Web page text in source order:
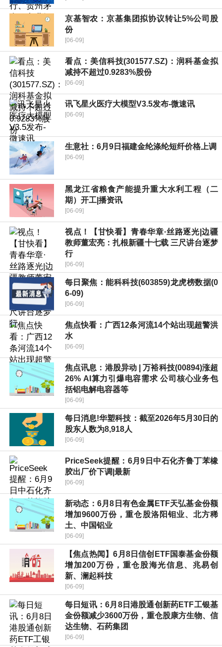
京基智农：京基集团拟协议转让5%公司股
份
[06-09]
看点：美信科技(301577.SZ)：润科基金拟
减持不超过0.9283%股份
[06-09]
讯飞星火医疗大模型V3.5发布-微速讯
[06-09]
生意社：6月9日福建金纶涤纶短纤价格上调
[06-09]
黑龙江省粮食产能提升重大水利工程（二
期）开工|播资讯
[06-09]
视点！【甘快看】青春华章·丝路逐光|边疆
教师董宏亮：扎根新疆十七载 三尺讲台逐梦
行
[06-09]
每日聚焦：能科科技(603859)龙虎榜数据(0
6-09)
[06-09]
焦点快看：广西12条河流14个站出现超警洪
水
[06-09]
焦点讯息：港股异动 | 万裕科技(00894)涨超
26% AI算力引爆电容需求 公司核心业务包
括铝电解电容器等
[06-09]
每日消息!华塑科技：截至2026年5月30日的
股东人数为8,918人
[06-09]
PriceSeek提醒：6月9日中石化齐鲁丁苯橡
胶出厂价下调|最新
[06-09]
新动态：6月8日有色金属ETF天弘基金份额
增加9600万份，重仓股洛阳钼业、北方稀
土、中国铝业
[06-09]
【焦点热闻】6月8日信创ETF国泰基金份额
增加200万份，重仓股海光信息、兆易创
新、澜起科技
[06-09]
每日短讯：6月8日港股通创新药ETF工银基
金份额减少3600万份，重仓股康方生物、信
达生物、石药集团
[06-09]